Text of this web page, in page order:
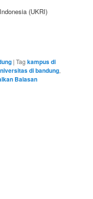
(UKRI)
|Tag kampus di
di bandung,
Balasan